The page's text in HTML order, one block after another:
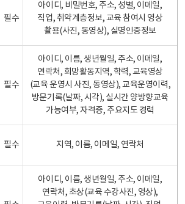
필수
아이디, 비밀번호, 주소, 성별, 이메일,
직업, 취약계층정보, 교육 참여시 영상
촬용(사진, 동영상), 실명인증정보
필수
아이디, 이름, 생년월일, 주소, 이메일,
연락처, 희망활동지역, 학력, 교육영상
(교육 운영시 사진, 동영상), 교육운영이력,
방문기록(날짜, 시각), 실시간 양방향교육
가능여부, 자격증, 주요지도 경력
필수 지역, 이름, 이메일, 연락처
아이디, 이름, 생년월일, 주소, 이메일,
연락처, 초상(교육 수강사진, 영상),